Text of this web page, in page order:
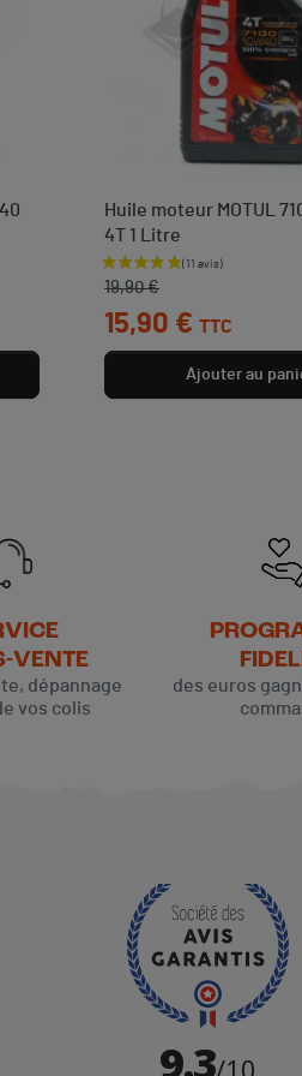
Huile moteur MOTUL
4T 1 Litre
Prix de base
19,90 €
Prix
15,90 € TTC
Ajouter au
VENTE
dépannage
vos colis
des euros